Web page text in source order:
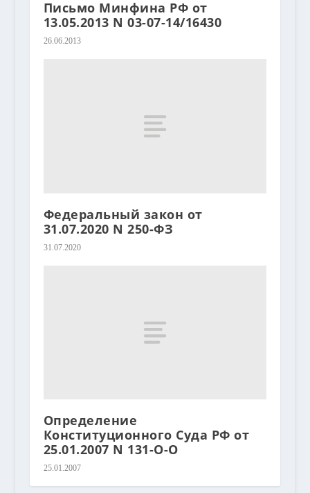
Письмо Минфина РФ от
13.05.2013 N 03-07-14/16430
26.06.2013
Федеральный закон от
31.07.2020 N 250-ФЗ
31.07.2020
Определение
Конституционного Суда РФ от
25.01.2007 N 131-О-О
25.01.2007